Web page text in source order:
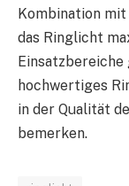
Kombination
das Ringlicht
hochwertiges
in der Qualität
bemerken.